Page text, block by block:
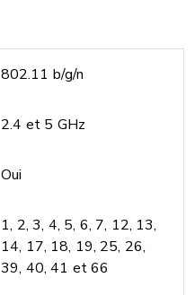
802.11 b/g/n
2.4 et 5 GHz
Oui
1, 2, 3, 4, 5, 6, 7, 12, 13,
14, 17, 18, 19, 25, 26,
39, 40, 41 et 66